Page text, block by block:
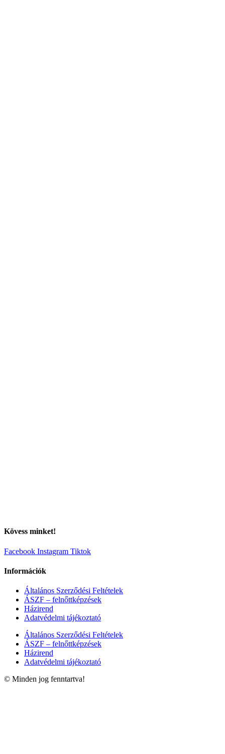
Kövess minket!
Facebook Instagram Tiktok
Információk
Általános Szerződési Feltételek
ÁSZF – felnőttképzések
Házirend
Adatvédelmi tájékoztató
Általános Szerződési Feltételek
ÁSZF – felnőttképzések
Házirend
Adatvédelmi tájékoztató
© Minden jog fenntartva!